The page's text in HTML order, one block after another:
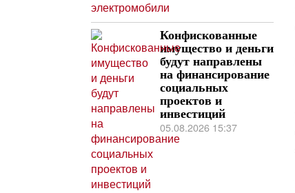
Конфискованные
имущество и деньги
будут направлены
на финансирование
социальных
проектов и
инвестиций
05.08.2026 15:37